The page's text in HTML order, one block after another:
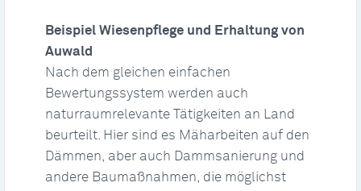
Beispiel Wiesenpflege und Erhaltung von
Auwald
Nach dem gleichen einfachen
Bewertungssystem werden auch
naturraumrelevante Tätigkeiten an Land
beurteilt. Hier sind es Mäharbeiten auf den
Dämmen, aber auch Dammsanierung und
andere Baumaßnahmen, die möglichst